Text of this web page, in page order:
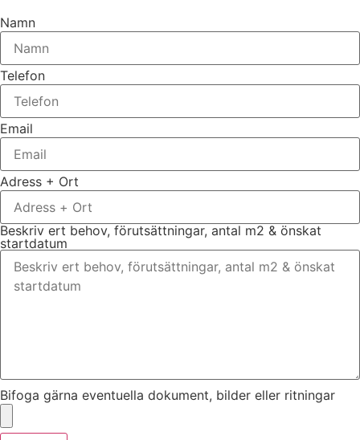
Namn
Telefon
Email
Adress + Ort
Beskriv ert behov, förutsättningar, antal m2 & önskat
startdatum
Bifoga gärna eventuella dokument, bilder eller ritningar